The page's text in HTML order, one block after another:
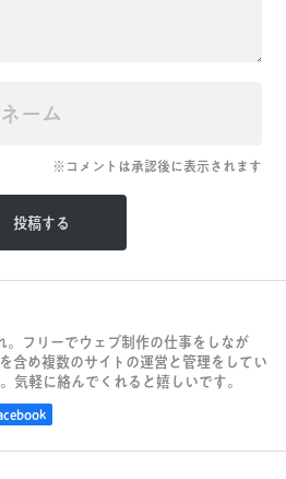
※コメントは承認後に表示されます
フリーでウェブ制作の仕事をしなが
含め複数のサイトの運営と管理をしてい
気軽に絡んでくれると嬉しいです。